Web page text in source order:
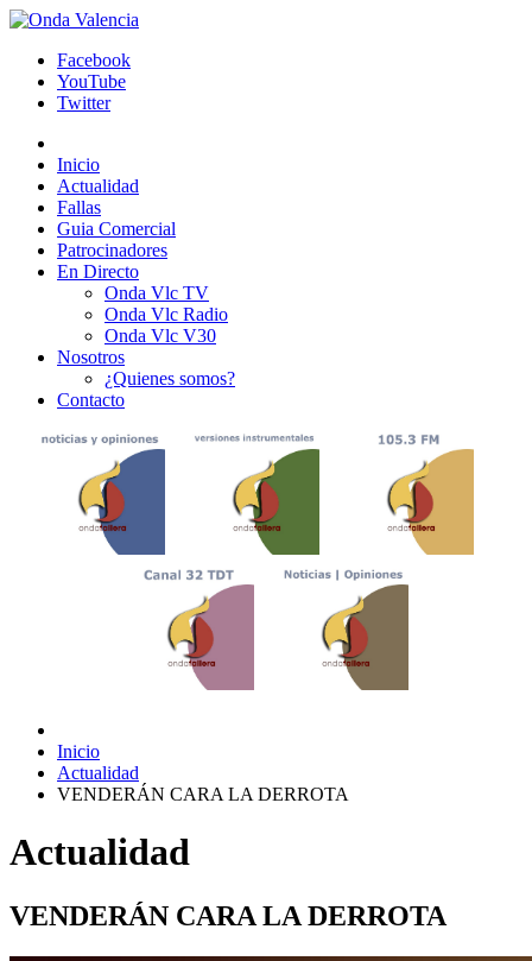
Facebook
YouTube
Twitter
Inicio
Actualidad
Fallas
Guia Comercial
Patrocinadores
En Directo
Onda Vlc TV
Onda Vlc Radio
Onda Vlc V30
Nosotros
¿Quienes somos?
Contacto
Inicio
Actualidad
VENDERÁN CARA LA DERROTA
Actualidad
VENDERÁN CARA LA DERROTA